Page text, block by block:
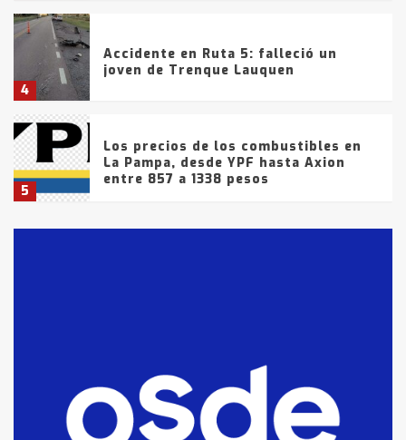
4
Accidente en Ruta 5: falleció un
joven de Trenque Lauquen
5
Los precios de los combustibles en
La Pampa, desde YPF hasta Axion
entre 857 a 1338 pesos
fueron detenidos por
comercialización de drogas en la
tarde del sábado